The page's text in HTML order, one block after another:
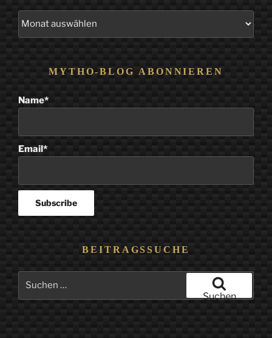
MYTHO-BLOG ABONNIEREN
Name*
Email*
BEITRAGSSUCHE
Suchen